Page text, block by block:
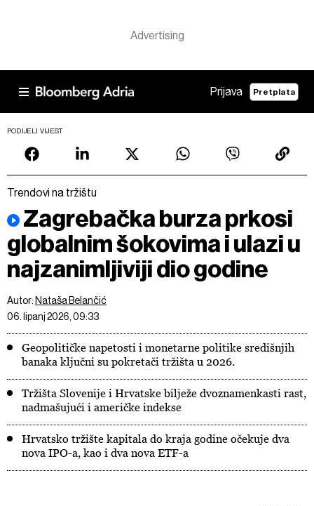
Prijava Pretplata
PODIJELI VIJEST
Trendovi na tržištu
Zagrebačka burza prkosi
globalnim šokovima i ulazi u
najzanimljiviji dio godine
Autor: Nataša Belančić
06. lipanj 2026, 09:33
Geopolitičke napetosti i monetarne politike središnjih
banaka ključni su pokretači tržišta u 2026.
Tržišta Slovenije i Hrvatske bilježe dvoznamenkasti rast,
nadmašujući i američke indekse
Hrvatsko tržište kapitala do kraja godine očekuje dva
nova IPO-a, kao i dva nova ETF-a